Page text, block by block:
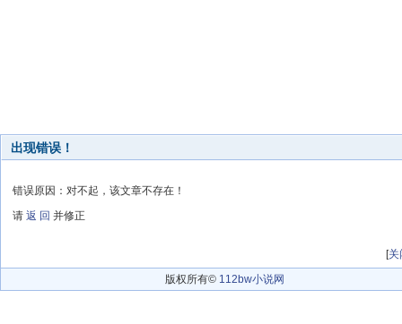
出现错误！
错误原因：对不起，该文章不存在！
请 返 回 并修正
[关
版权所有© 112bw小说网